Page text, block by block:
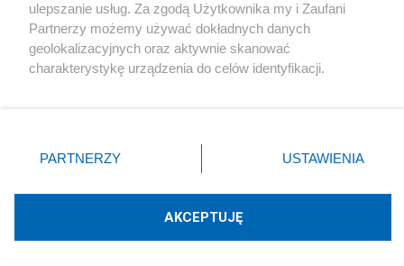
X Facebook Instagram Youtube
Technologię dostarcza:W3media.pl
ulepszanie usług. Za zgodą Użytkownika my i Zaufani
Partnerzy możemy używać dokładnych danych
geolokalizacyjnych oraz aktywnie skanować
charakterystykę urządzenia do celów identyfikacji.
zmienić/wycofać klikając przycisk ustawień prywatności
znajdujący się w lewym dolnym rogu strony
rodzaje przetwarzania danych nie wymagają zgody
użytkownika, ale masz prawo sprzeciwić się takiemu
PARTNERZY USTAWIENIA
AKCEPTUJĘ